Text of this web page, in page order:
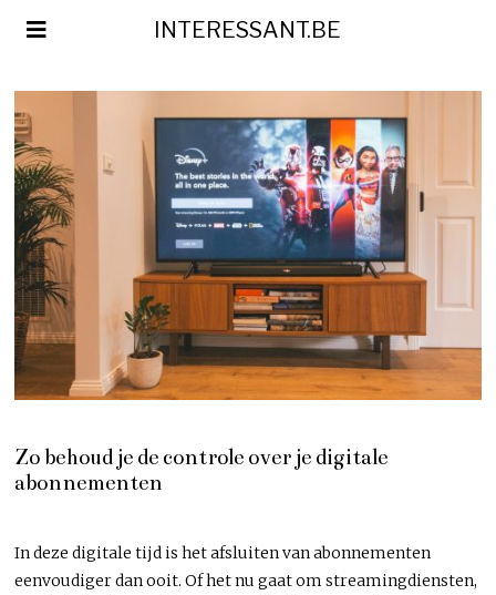
INTERESSANT.BE
Zo behoud je de controle over je digitale
abonnementen
In deze digitale tijd is het afsluiten van abonnementen
eenvoudiger dan ooit. Of het nu gaat om streamingdiensten,